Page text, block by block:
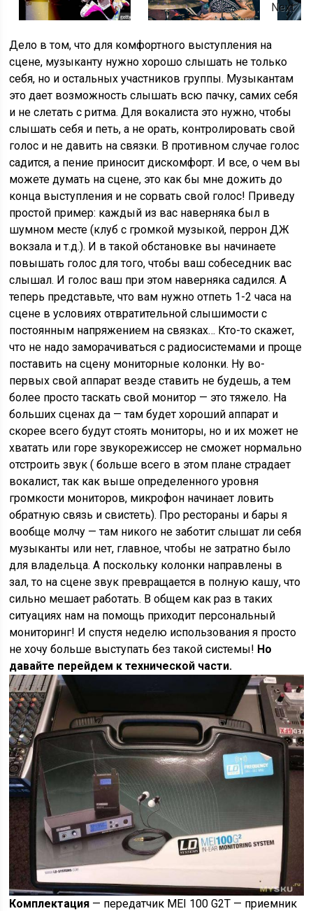
Next
Дело в том, что для комфортного выступления на
сцене, музыканту нужно хорошо слышать не только
себя, но и остальных участников группы. Музыкантам
это дает возможность слышать всю пачку, самих себя
и не слетать с ритма. Для вокалиста это нужно, чтобы
слышать себя и петь, а не орать, контролировать свой
голос и не давить на связки. В противном случае голос
садится, а пение приносит дискомфорт. И все, о чем вы
можете думать на сцене, это как бы мне дожить до
конца выступления и не сорвать свой голос! Приведу
простой пример: каждый из вас наверняка был в
шумном месте (клуб с громкой музыкой, перрон ДЖ
вокзала и т.д.). И в такой обстановке вы начинаете
повышать голос для того, чтобы ваш собеседник вас
слышал. И голос ваш при этом наверняка садился. А
теперь представьте, что вам нужно отпеть 1-2 часа на
сцене в условиях отвратительной слышимости с
постоянным напряжением на связках… Кто-то скажет,
что не надо заморачиваться с радиосистемами и проще
поставить на сцену мониторные колонки. Ну во-
первых свой аппарат везде ставить не будешь, а тем
более просто таскать свой монитор — это тяжело. На
больших сценах да — там будет хороший аппарат и
скорее всего будут стоять мониторы, но и их может не
хватать или горе звукорежиссер не сможет нормально
отстроить звук ( больше всего в этом плане страдает
вокалист, так как выше определенного уровня
громкости мониторов, микрофон начинает ловить
обратную связь и свистеть). Про рестораны и бары я
вообще молчу — там никого не заботит слышат ли себя
музыканты или нет, главное, чтобы не затратно было
для владельца. А поскольку колонки направлены в
зал, то на сцене звук превращается в полную кашу, что
сильно мешает работать. В общем как раз в таких
ситуациях нам на помощь приходит персональный
мониторинг! И спустя неделю использования я просто
не хочу больше выступать без такой системы! Но
давайте перейдем к технической части.
Комплектация — передатчик MEI 100 G2T — приемник